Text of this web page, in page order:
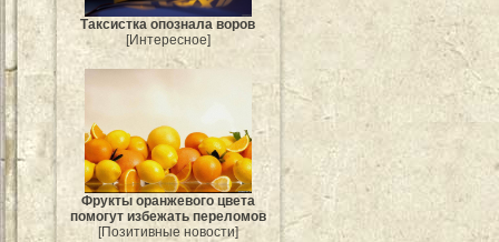
Таксистка опознала воров
[Интересное]
Фрукты оранжевого цвета
помогут избежать переломов
[Позитивные новости]